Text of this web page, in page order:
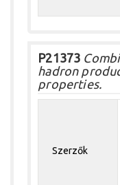
P21373
hadron
properties.
Szerzők